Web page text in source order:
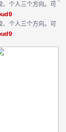
、个人三个方向。可
、个人三个方向。可